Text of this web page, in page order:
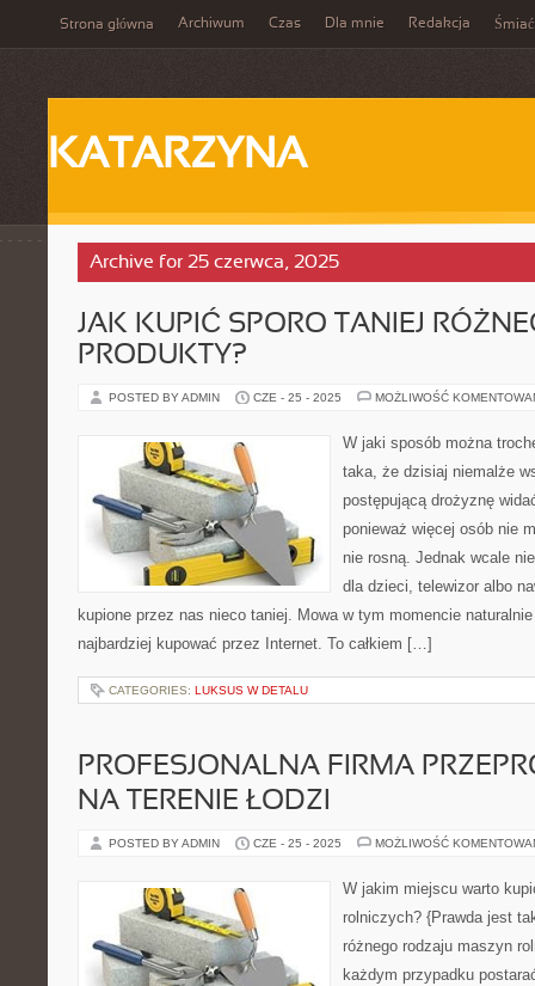
Strona główna Archiwum Czas Dla mnie Redakcja Śmiać
KATARZYNA
Archive for 25 czerwca, 2025
JAK KUPIĆ SPORO TANIEJ
PRODUKTY?
POSTED BY ADMIN CZE - 25 - 2025 MOŻLIWOŚĆ
W jaki sposób można
taka, że dzisiaj niemalże
postępującą drożyznę
ponieważ więcej osób nie
nie rosną. Jednak wcale
dla dzieci, telewizor albo
kupione przez nas nieco taniej. Mowa w tym momencie
najbardziej kupować przez Internet. To całkiem […]
CATEGORIES: LUKSUS W DETALU
PROFESJONALNA FIRMA
NA TERENIE ŁODZI
POSTED BY ADMIN CZE - 25 - 2025 MOŻLIWOŚĆ
W jakim miejscu warto
rolniczych? {Prawda jest
różnego rodzaju maszyn
każdym przypadku